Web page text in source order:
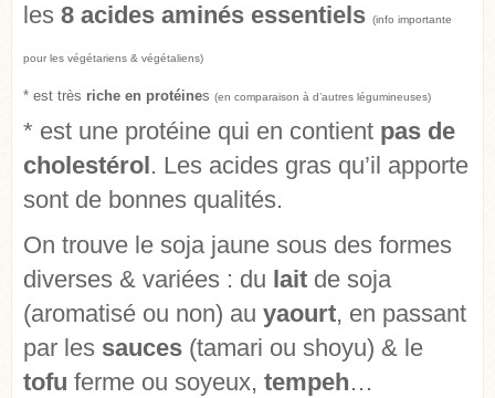
les 8 acides aminés essentiels (info importante
pour les végétariens & végétaliens)
* est très riche en protéines (en comparaison à d’autres légumineuses)
* est une protéine qui en contient pas de
cholestérol . Les acides gras qu’il apporte
sont de bonnes qualités.
On trouve le soja jaune sous des formes
diverses & variées : du lait de soja
(aromatisé ou non) au yaourt, en passant
par les sauces (tamari ou shoyu) & le
tofu ferme ou soyeux, tempeh…